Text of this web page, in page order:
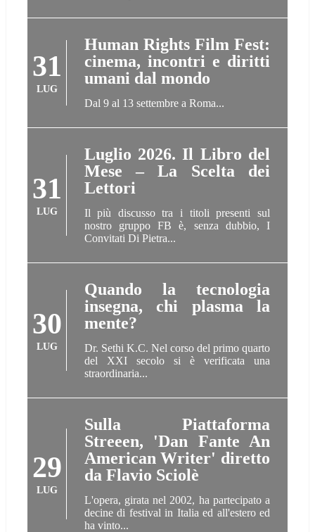
31
LUG
Human Rights Film Fest:
cinema, incontri e diritti
umani dal mondo
Dal 9 al 13 settembre a Roma...
31
LUG
Luglio 2026. Il Libro del
Mese – La Scelta dei
Lettori
Il più discusso tra i titoli presenti sul
nostro gruppo FB è, senza dubbio, I
Convitati Di Pietra...
30
LUG
Quando la tecnologia
insegna, chi plasma la
mente?
Dr. Sethi K.C. Nel corso del primo quarto
del XXI secolo si è verificata una
straordinaria...
29
LUG
Sulla Piattaforma
Streeen, 'Dan Fante An
American Writer' diretto
da Flavio Sciolè
L'opera, girata nel 2002, ha partecipato a
decine di festival in Italia ed all'estero ed
ha vinto...